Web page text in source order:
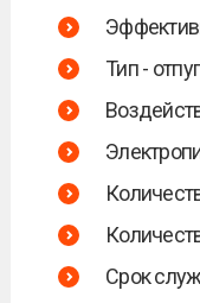
Тип -
Срок